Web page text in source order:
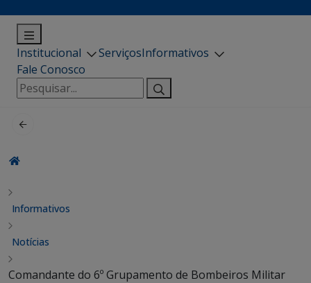
Institucional ServiçosInformativos
Fale Conosco
Pesquisar
por:
Informativos
Notícias
Comandante do 6º Grupamento de Bombeiros Militar